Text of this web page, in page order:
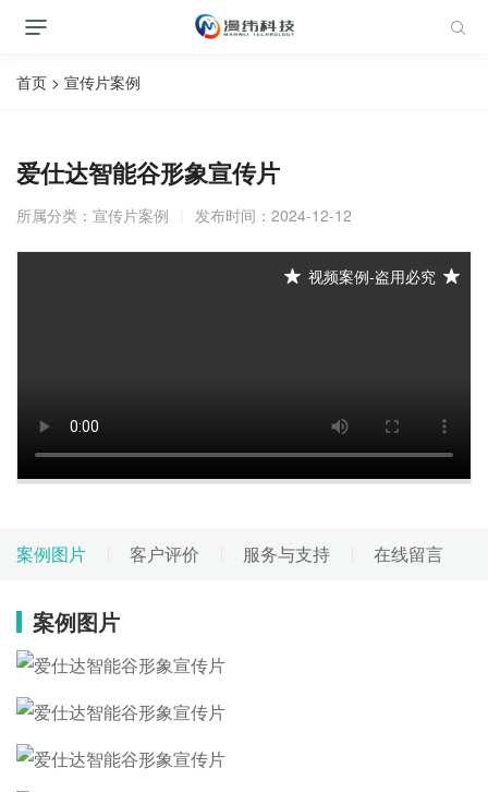
首页 > 宣传片案例
爱仕达智能谷形象宣传片
所属分类： 宣传片案例 发布时间：2024-12-12
视频案例-盗用必究
案例图片 客户评价 服务与支持 在线留言
案例图片